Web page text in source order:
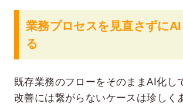
業務プロセスを見直さずに
る
既存業務のフローをそのままAI化し
改善には繋がらないケースは珍しく